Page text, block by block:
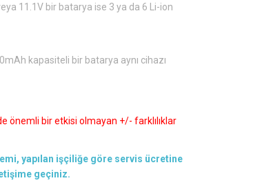
11.1V bir batarya ise 3 ya da 6 Li-ion
kapasiteli bir batarya aynı cihazı
önemli bir etkisi olmayan +/- farklılıklar
yapılan işçiliğe göre servis ücretine
geçiniz.